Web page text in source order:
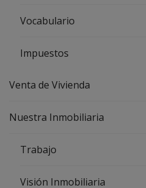
Vocabulario
Impuestos
Venta de Vivienda
Nuestra Inmobiliaria
Trabajo
Visión Inmobiliaria